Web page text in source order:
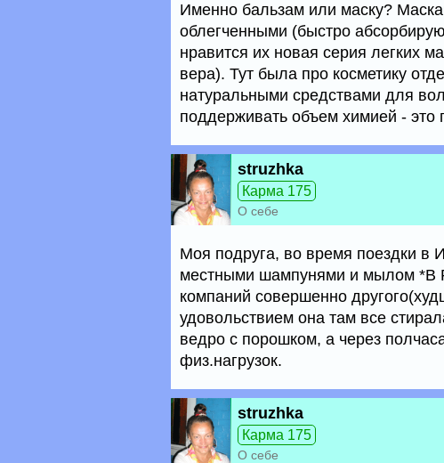
Именно бальзам или маску?
облегченными (быстро
нравится их новая серия легких
вера). Тут была про косметику
натуральными средствами для
поддерживать объем химией - это
struzhka
Карма 175
О себе
Моя подруга, во время поездки в
местными шампунями и мылом *В
компаний совершенно
удовольствием она там все
ведро с порошком, а через
физ.нагрузок.
struzhka
Карма 175
О себе